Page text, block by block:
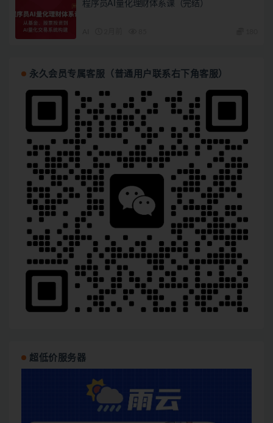
程序员AI量化理财体系课（完结）
永久会员专属客服（普通用户联系右下角客服）
超低价服务器